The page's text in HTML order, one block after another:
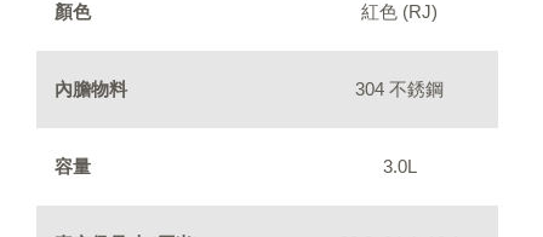
顏色 紅色 (RJ)
內膽物料 304 不銹鋼
容量 3.0L